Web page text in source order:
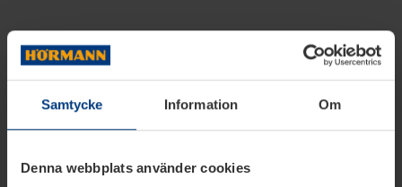
Samtycke Information Om
Denna webbplats använder cookies